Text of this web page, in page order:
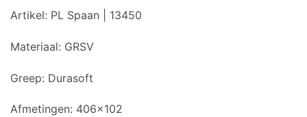
Artikel: PL Spaan | 13450
Materiaal: GRSV
Greep: Durasoft
Afmetingen: 406×102